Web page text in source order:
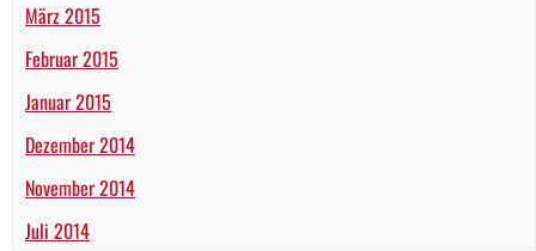
März 2015
Februar 2015
Januar 2015
Dezember 2014
November 2014
Juli 2014